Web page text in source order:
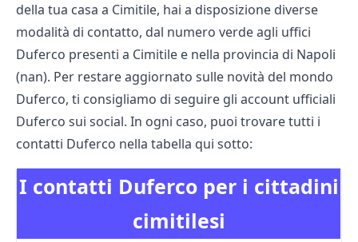
della tua casa a Cimitile, hai a disposizione diverse
modalità di contatto, dal numero verde agli uffici
Duferco presenti a Cimitile e nella provincia di Napoli
(nan). Per restare aggiornato sulle novità del mondo
Duferco, ti consigliamo di seguire gli account ufficiali
Duferco sui social. In ogni caso, puoi trovare tutti i
contatti Duferco nella tabella qui sotto:
I contatti Duferco per i cittadini
cimitilesi